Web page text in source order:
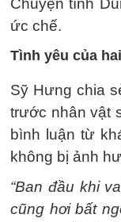
Chuyện tình
ức chế.
Tình yêu của
Sỹ Hưng chia
trước nhân vật
bình luận từ
không bị ảnh
“Ban đầu khi
cũng hơi bất